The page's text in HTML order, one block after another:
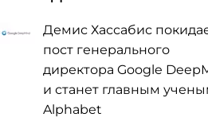
Демис Хассабис
пост генерального
директора Google
и станет главным
Alphabet